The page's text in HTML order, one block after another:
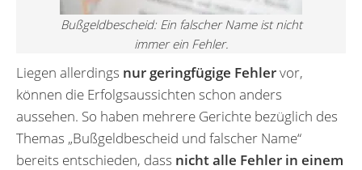
Bußgeldbescheid: Ein falscher Name ist nicht
immer ein Fehler.
Liegen allerdings nur geringfügige Fehlervor,
können die Erfolgsaussichten schon anders
aussehen. So haben mehrere Gerichte bezüglich des
Themas „Bußgeldbescheid und falscher Name“
bereits entschieden, dass nicht alle Fehler in einem